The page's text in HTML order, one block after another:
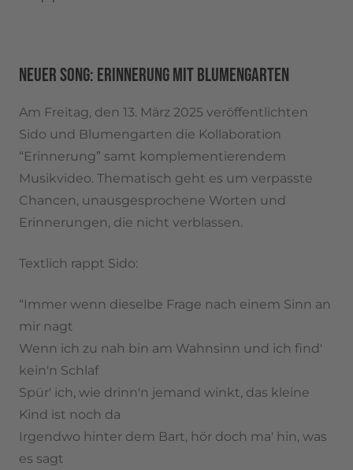
NEUER SONG: ERINNERUNG MIT BLUMENGARTEN
Am Freitag, den 13. März 2025 veröffentlichten
Sido und Blumengarten die Kollaboration
“Erinnerung” samt komplementierendem
Musikvideo. Thematisch geht es um verpasste
Chancen, unausgesprochene Worten und
Erinnerungen, die nicht verblassen.
Textlich rappt Sido:
“Immer wenn dieselbe Frage nach einem Sinn an
mir nagt
Wenn ich zu nah bin am Wahnsinn und ich find'
kein'n Schlaf
Spür' ich, wie drinn'n jemand winkt, das kleine
Kind ist noch da
Irgendwo hinter dem Bart, hör doch ma' hin, was
es sagt